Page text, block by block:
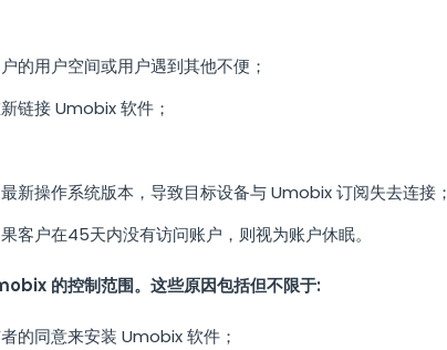
的用户空间或用户遇到其他不便；
链接 Umobix 软件；
新操作系统版本，导致目标设备与 Umobix 订阅失去连接；
客户在45天内没有访问账户，则视为账户休眠。
的控制范围。这些原因包括但不限于:
的同意来安装 Umobix 软件；